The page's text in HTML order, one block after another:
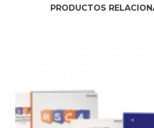
PRODUCTOS